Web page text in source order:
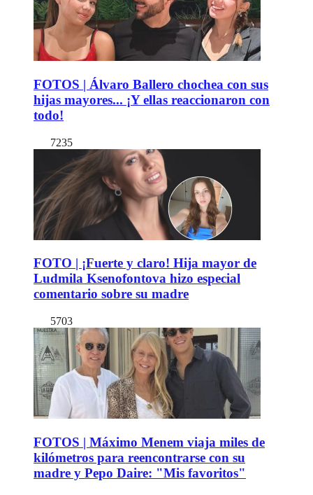
FOTOS | Álvaro Ballero chochea con sus
hijas mayores... ¡Y ellas reaccionaron con
todo!
7235
FOTO | ¡Fuerte y claro! Hija mayor de
Ludmila Ksenofontova hizo especial
comentario sobre su madre
5703
FOTOS | Máximo Menem viaja miles de
kilómetros para reencontrarse con su
madre y Pepo Daire: "Mis favoritos"